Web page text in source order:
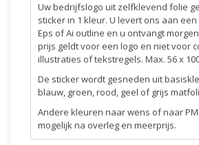
Uw bedrijfslogo uit zelfklevend folie
sticker in 1 kleur. U levert ons aan
Eps of Ai outline en u ontvangt
prijs geldt voor een logo en niet voor
illustraties of tekstregels. Max. 56 x
De sticker wordt gesneden uit
blauw, groen, rood, geel of grijs
Andere kleuren naar wens of naar
mogelijk na overleg en meerprijs.